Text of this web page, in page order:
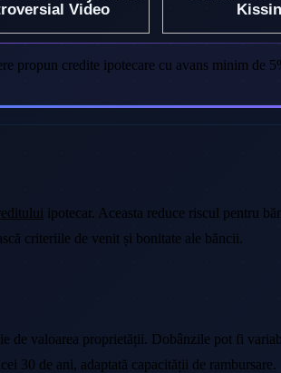
propun credite ipotecare cu avans minim de
ipotecar. Aceasta reduce riscul pentru
criteriile de venit și bonitate ale băncii.
de valoarea proprietății. Dobânzile pot fi
30 de ani, adaptată capacității de rambursare.